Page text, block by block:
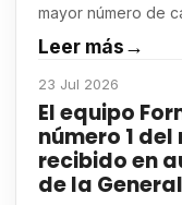
mayor número de
Leer más→
23 Jul 2026
El equipo
número 1
recibido en
de la